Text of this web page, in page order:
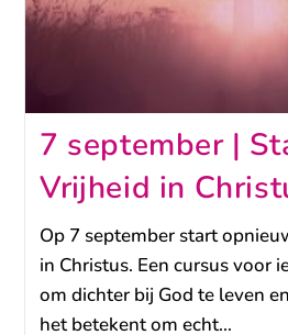
7 september |
Vrijheid in
Op 7 september start
in Christus. Een cursus voor
om dichter bij God te leven
het betekent om echt…